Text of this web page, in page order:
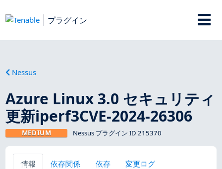
プラグイン
Nessus
Azure Linux 3.0 セキュリティ
更新iperf3CVE-2024-26306
MEDIUM Nessus プラグイン ID 215370
情報 依存関係 依存 変更ログ